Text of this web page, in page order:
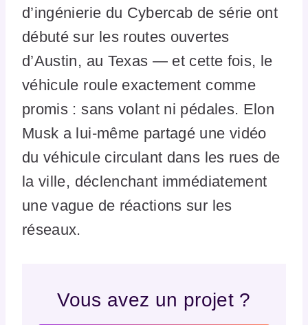
d’ingénierie du Cybercab de série ont
débuté sur les routes ouvertes
d’Austin, au Texas — et cette fois, le
véhicule roule exactement comme
promis : sans volant ni pédales. Elon
Musk a lui-même partagé une vidéo
du véhicule circulant dans les rues de
la ville, déclenchant immédiatement
une vague de réactions sur les
réseaux.
Vous avez un projet ?